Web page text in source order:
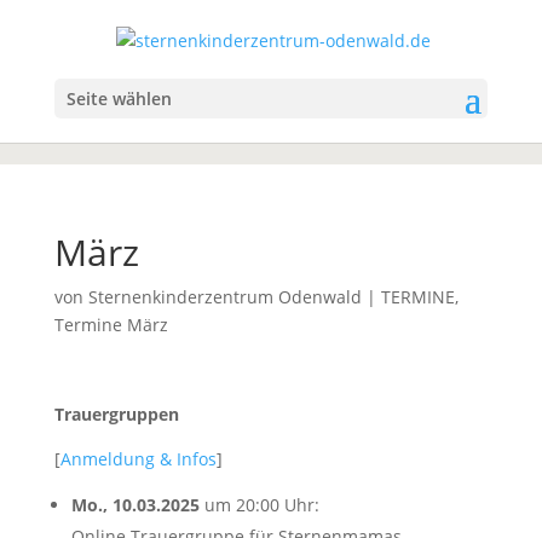
Seite wählen
März
von Sternenkinderzentrum Odenwald | TERMINE,
Termine März
Trauergruppen
[Anmeldung & Infos]
Mo., 10.03.2025um 20:00 Uhr: